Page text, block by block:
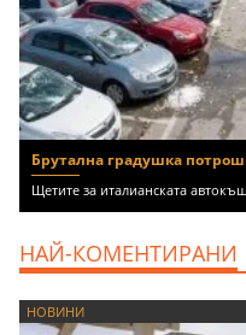
Брутална градушка
Щетите за италианската
НАЙ-КОМЕНТИРАНИ
НОВИНИ